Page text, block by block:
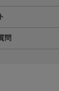
問